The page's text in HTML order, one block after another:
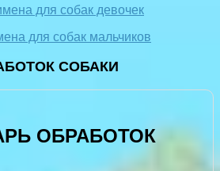
для собак девочек
для собак мальчиков
СОБАКИ
ОБРАБОТОК